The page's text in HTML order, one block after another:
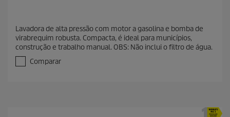
Lavadora de alta pressão com motor a gasolina e bomba de
virabrequim robusta. Compacta, é ideal para municípios,
construção e trabalho manual. OBS: Não inclui o filtro de água.
Comparar